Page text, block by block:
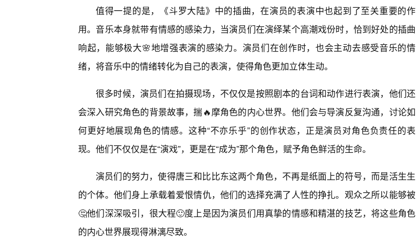
值得一提的是，《斗罗大陆》中的插曲，在演员的表演中也起到了至关重要的作
用。音乐本身就带有情感的感染力，当演员们在演绎某个高潮戏份时，恰到好处的插曲
响起，能够极大🌸地增强表演的感染力。演员们在创作时，也会主动去感受音乐的情
绪，将音乐中的情绪转化为自己的表演，使得角色更加立体生动。
很多时候，演员们在拍摄现场，不仅仅是按照剧本的台词和动作进行表演，他们还
会深入研究角色的背景故事，揣🔥摩角色的内心世界。他们会与导演反复沟通，讨论如
何更好地展现角色的情感。这种“不亦乐乎”的创作状态，正是演员对角色负责任的表
现。他们不仅仅是在“演戏”，更是在“成为”那个角色，赋予角色鲜活的生命。
演员们的努力，使得唐三和比比东这两个角色，不再是纸面上的符号，而是活生生
的个体。他们身上承载着爱恨情仇，他们的选择充满了人性的挣扎。观众之所以能够被
🤔他们深深吸引，很大程🙂度上是因为演员们用真挚的情感和精湛的技艺，将这些角色
的内心世界展现得淋漓尽致。